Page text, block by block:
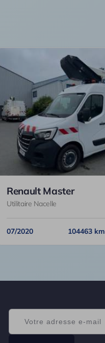
Renault Master
Utilitaire Nacelle
07/2020 104463 km